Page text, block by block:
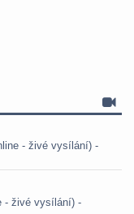
- živé vysílání) -
- živé vysílání) -